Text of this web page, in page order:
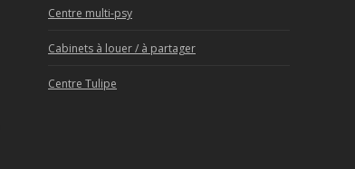
Centre multi-psy
Cabinets à louer / à partager
Centre Tulipe